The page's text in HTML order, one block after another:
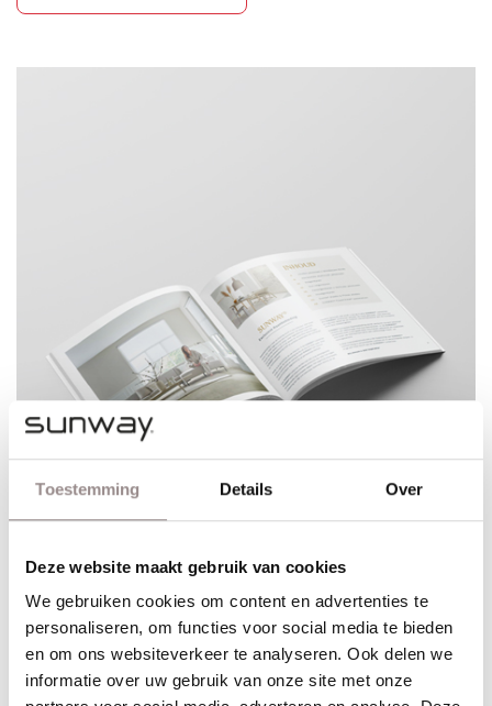
Toestemming Details Over
Deze website maakt gebruik van cookies
We gebruiken cookies om content en advertenties te
personaliseren, om functies voor social media te bieden
en om ons websiteverkeer te analyseren. Ook delen we
informatie over uw gebruik van onze site met onze
Dé meest complete brochure
Alle modellen en toepassingsmogelijkheden